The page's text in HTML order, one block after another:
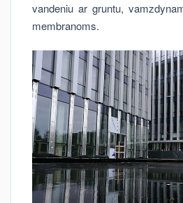
vandeniu ar gruntu,
membranoms.